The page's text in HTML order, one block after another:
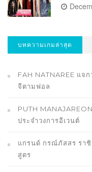
บทความเกมล่าสุด
FAH NATNAREE แ
จีตามฟอล
PUTH
ประจำวงการอีเวนต์
แกรนด์ กรณ์ภัสสร รา
สูตร